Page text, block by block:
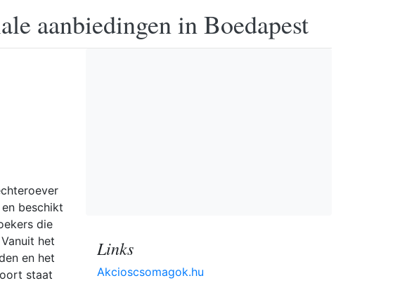
aanbiedingen in Boedapest
beschikt
die
het
en het
staat
Links
Akcioscsomagok.hu